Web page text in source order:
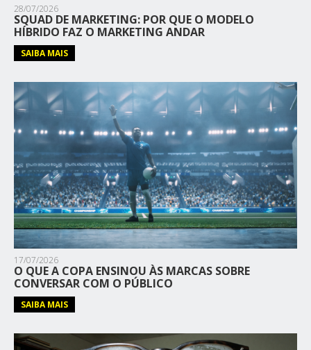
28/07/2026
SQUAD DE MARKETING: POR QUE O MODELO
HÍBRIDO FAZ O MARKETING ANDAR
SAIBA MAIS
17/07/2026
O QUE A COPA ENSINOU ÀS MARCAS SOBRE
CONVERSAR COM O PÚBLICO
SAIBA MAIS